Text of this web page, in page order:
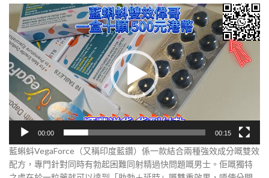
播
放
器
00:00 00:15
藍蝌蚪VegaForce（又稱印度藍鑽）係一款結合兩種強效成分嘅雙效
配方，專門針對同時有勃起困難同射精過快問題嘅男士。佢嘅獨特